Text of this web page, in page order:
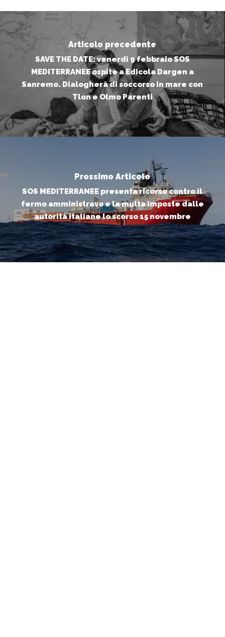
Articolo precedente
SAVE THE DATE: venerdì 9 febbraio SOS
MEDITERRANEE ospite a Edicola Dargen a
Sanremo. Dialogherà di soccorso in mare con
Tlon e Olmo Parenti
Prossimo Articolo
SOS MEDITERRANEE presenta ricorso contro il
fermo amministravo e la multa imposte dalle
autorità italiane lo scorso 15 novembre